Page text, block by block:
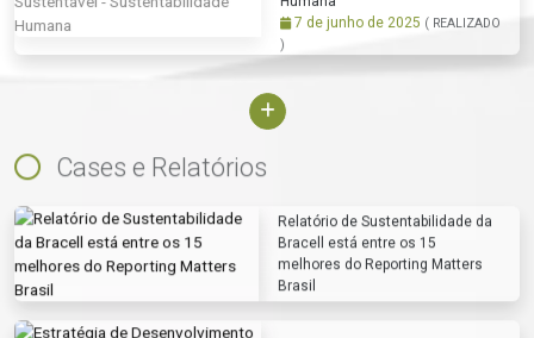
7 de junho de 2025 ( REALIZADO
)
Cases e Relatórios
Relatório de Sustentabilidade da
Bracell está entre os 15
melhores do Reporting Matters
Brasil